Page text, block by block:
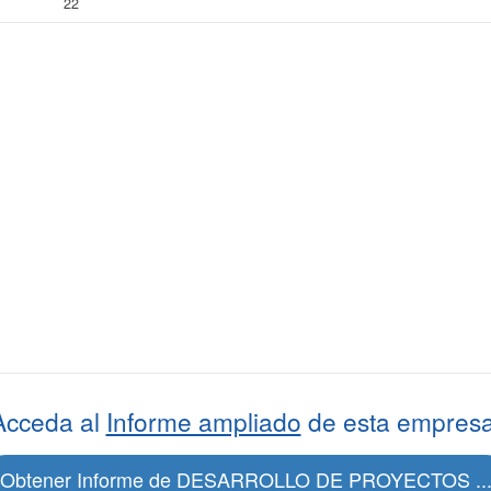
al Informe ampliado de esta
Obtener Informe de DESARROLLO DE PROYECTOS ...